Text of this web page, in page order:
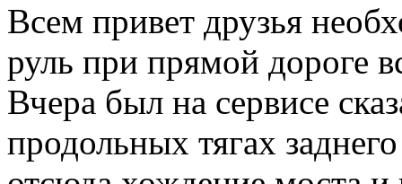
Всем привет друзья
руль при прямой дороге
Вчера был на сервисе
продольных тягах